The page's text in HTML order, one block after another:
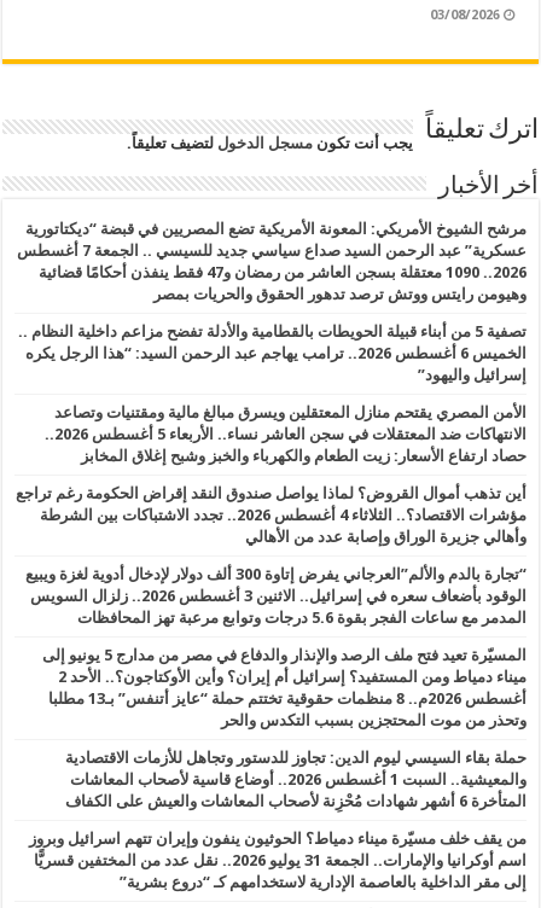
03/08/2026
اترك تعليقاً يجب أنت تكونمسجل الدخول لتضيف تعليقاً.
أخر الأخبار
مرشح الشيوخ الأمريكي: المعونة الأمريكية تضع المصريين في قبضة “ديكتاتورية
عسكرية” عبد الرحمن السيد صداع سياسي جديد للسيسي .. الجمعة 7 أغسطس
2026.. 1090 معتقلة بسجن العاشر من رمضان و47 فقط ينفذن أحكامًا قضائية
وهيومن رايتس ووتش ترصد تدهور الحقوق والحريات بمصر
تصفية 5 من أبناء قبيلة الحويطات بالقطامية والأدلة تفضح مزاعم داخلية النظام ..
الخميس 6 أغسطس 2026.. ترامب يهاجم عبد الرحمن السيد: “هذا الرجل يكره
إسرائيل واليهود”
الأمن المصري يقتحم منازل المعتقلين ويسرق مبالغ مالية ومقتنيات وتصاعد
الانتهاكات ضد المعتقلات في سجن العاشر نساء.. الأربعاء 5 أغسطس 2026..
حصاد ارتفاع الأسعار: زيت الطعام والكهرباء والخبز وشبح إغلاق المخابز
أين تذهب أموال القروض؟ لماذا يواصل صندوق النقد إقراض الحكومة رغم تراجع
مؤشرات الاقتصاد؟.. الثلاثاء 4 أغسطس 2026.. تجدد الاشتباكات بين الشرطة
وأهالي جزيرة الوراق وإصابة عدد من الأهالي
“تجارة بالدم والألم”العرجاني يفرض إتاوة 300 ألف دولار لإدخال أدوية لغزة ويبيع
الوقود بأضعاف سعره في إسرائيل.. الاثنين 3 أغسطس 2026.. زلزال السويس
المدمر مع ساعات الفجر بقوة 5.6 درجات وتوابع مرعبة تهز المحافظات
المسيّرة تعيد فتح ملف الرصد والإنذار والدفاع في مصر من مدارج 5 يونيو إلى
ميناء دمياط ومن المستفيد؟ إسرائيل أم إيران؟ وأين الأوكتاجون؟.. الأحد 2
أغسطس 2026م.. 8 منظمات حقوقية تختتم حملة “عايز أتنفس” بـ13 مطلبا
وتحذر من موت المحتجزين بسبب التكدس والحر
حملة بقاء السيسي ليوم الدين: تجاوز للدستور وتجاهل للأزمات الاقتصادية
والمعيشية.. السبت 1 أغسطس 2026.. أوضاع قاسية لأصحاب المعاشات
المتأخرة 6 أشهر شهادات مُحْزِنة لأصحاب المعاشات والعيش على الكفاف
من يقف خلف مسيّرة ميناء دمياط؟ الحوثيون ينفون وإيران تتهم اسرائيل وبروز
اسم أوكرانيا والإمارات.. الجمعة 31 يوليو 2026.. نقل عدد من المختفين قسريًّا
إلى مقر الداخلية بالعاصمة الإدارية لاستخدامهم كـ “دروع بشرية”